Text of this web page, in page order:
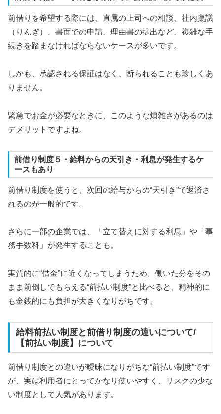
前借りを希望する際には、直属の上司への相談、社内稟議
（りんぎ）、書面での申請、理由書の提出など、複雑な手
続きを踏まなければならないケースが多いです。
しかも、承認される保証はなく、断られることも珍しくあ
りません。
緊急でお金が必要なときに、このような煩雑さがあるのは
デメリットですよね。
前借り制度５・給料からの天引き・利息が発生するケ
ースもあり
前借り制度を使うと、次回の給与からの“天引き”で返済さ
れるのが一般的です。
さらに一部の企業では、「立て替えに対する利息」や「事
務手数料」が発生することも。
実質的に“借金”に近くなってしまうため、働いた分をその
まま前倒しでもらえる“前払い制度”と比べると、精神的に
も金銭的にも負担が大きくなりがちです。
給料前払い制度と前借り制度の違いについて/
【前払い制度】について
前借り制度との違いが曖昧になりがちな“前払い制度”です
が、実は利用者にとってかなり使いやすく、リスクの少な
い制度として人気があります。